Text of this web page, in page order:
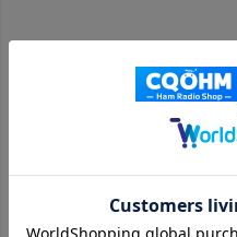
この商品を見た人はこち
《ステージ価格が設定
するとさらにお値打ち